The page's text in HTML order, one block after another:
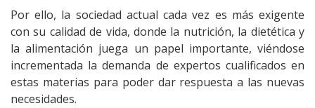
Por ello, la sociedad actual cada vez es más exigente
con su calidad de vida, donde la nutrición, la dietética y
la alimentación juega un papel importante, viéndose
incrementada la demanda de expertos cualificados en
estas materias para poder dar respuesta a las nuevas
necesidades.